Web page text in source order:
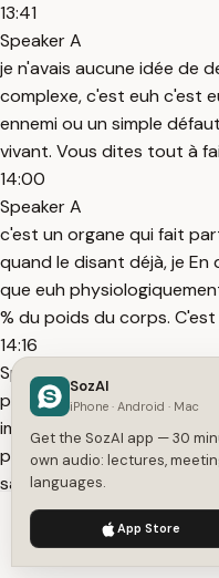
13:41
Speaker A
je n'avais aucune idée de
complexe, c'est euh c'est
ennemi ou un simple
vivant. Vous dites tout à
14:00
Speaker A
c'est un organe qui fait
quand le disant déjà, je
que euh
% du poids du corps.
14:16
Speaker A
plus importants.
importante. C'est 1/5 à 1/4
pour que ça représente
sacrément utile. Et
14:30
Speaker A
On a un cœur qui bat
We use cookies to enhance your
SozAI
iPhone · Android · Mac
Get the SozAI app — 30
own audio: lectures,
languages.
App Store